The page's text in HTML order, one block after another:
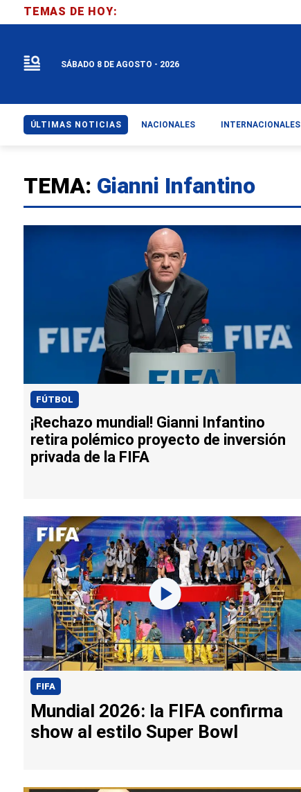
TEMA: Gianni Infantino
FÚTBOL
¡Rechazo mundial! Gianni Infantino
retira polémico proyecto de inversión
privada de la FIFA
FIFA
Mundial 2026: la FIFA confirma
show al estilo Super Bowl
TEMAS DE HOY:
SÁBADO 8 DE AGOSTO - 2026
ÚLTIMAS NOTICIAS NACIONALES INTERNACIONALES